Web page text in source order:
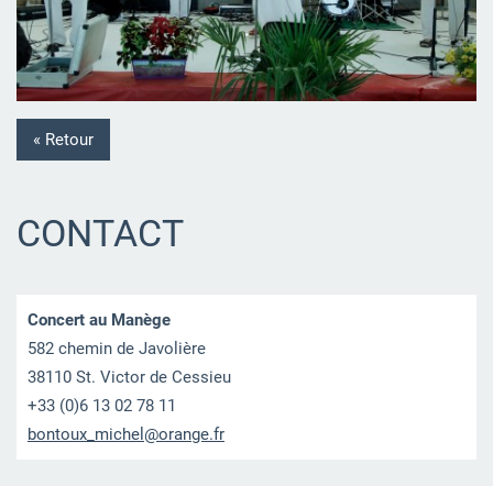
« Retour
CONTACT
Concert au Manège
582 chemin de Javolière
38110 St. Victor de Cessieu
+33 (0)6 13 02 78 11
bontoux_ michel@orange.fr